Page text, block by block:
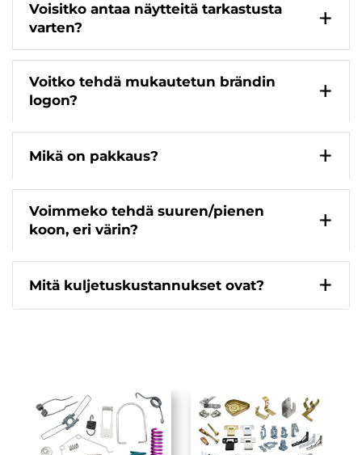
Voisitko antaa näytteitä tarkastusta
varten?
Voitko tehdä mukautetun brändin
logon?
Mikä on pakkaus?
Voimmeko tehdä suuren/pienen
koon, eri värin?
Mitä kuljetuskustannukset ovat?